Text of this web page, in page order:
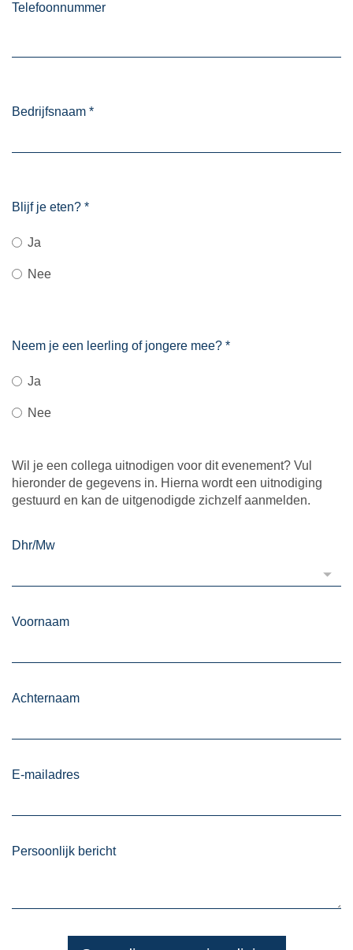
Telefoonnummer
Bedrijfsnaam *
Blijf je eten? *
Ja
Nee
Neem je een leerling of jongere mee? *
Ja
Nee
Wil je een collega uitnodigen voor dit evenement? Vul
hieronder de gegevens in. Hierna wordt een uitnodiging
gestuurd en kan de uitgenodigde zichzelf aanmelden.
Dhr/Mw
Voornaam
Achternaam
E-mailadres
Persoonlijk bericht